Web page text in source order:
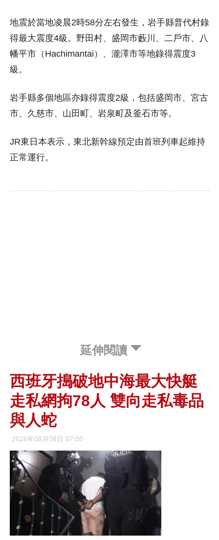
地震於當地凌晨2時58分左右發生，岩手縣普代村錄
得最大震度4級。野田村、盛岡市藪川、二戶市、八
幡平市（Hachimantai）、瀧澤市等地錄得震度3
級。
岩手縣多個地區亦錄得震度2級，包括盛岡市、宮古
市、久慈市、山田町、岩泉町及釜石市等。
JR東日本表示，東北新幹線預定由首班列車起維持
正常運行。
延伸閱讀
西班牙搗破地中海最大快艇
走私網拘78人 雙向走私毒品
與人蛇
2026年08月08日 07:05